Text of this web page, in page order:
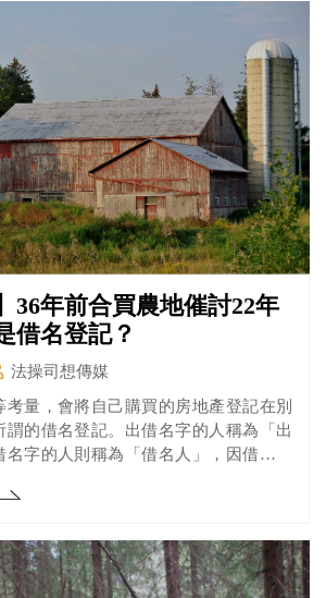
36年前合買農地催討22年
借名登記？
法操司想傳媒
量，會將自己購買的房地產登記在別
謂的借名登記。出借名字的人稱為「出
字的人則稱為「借名人」，因借名登
名義購買農地，出名人藉故不願意歸